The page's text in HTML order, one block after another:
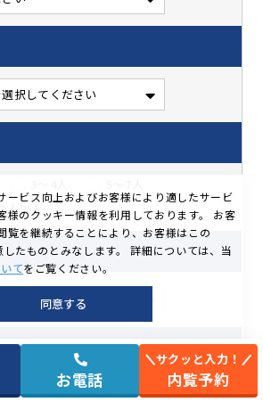
お電話
サクッと入力！
内覧予約
人以上
完全個室 ブースタイプ
ービス向上およびお客様により適したサービ
様のクッキー情報を利用しております。
お客
覧を継続することにより、お客様はこの
たものとみなします。
詳細については、当
てをご覧ください。
同意する